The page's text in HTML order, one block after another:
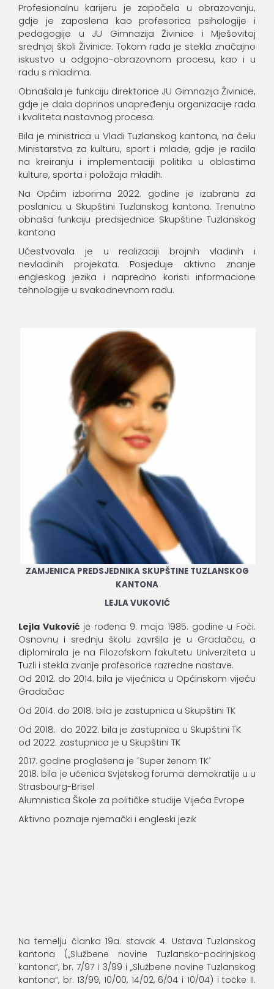
Profesionalnu karijeru je započela u obrazovanju,
gdje je zaposlena kao profesorica psihologije i
pedagogije u JU Gimnazija Živinice i Mješovitoj
srednjoj školi Živinice. Tokom rada je stekla značajno
iskustvo u odgojno-obrazovnom procesu, kao i u
radu s mladima.
Obnašala je funkciju direktorice JU Gimnazija Živinice,
gdje je dala doprinos unapređenju organizacije rada
i kvaliteta nastavnog procesa.
Bila je ministrica u Vladi Tuzlanskog kantona, na čelu
Ministarstva za kulturu, sport i mlade, gdje je radila
na kreiranju i implementaciji politika u oblastima
kulture, sporta i položaja mladih.
Na Općim izborima 2022. godine je izabrana za
poslanicu u Skupštini Tuzlanskog kantona. Trenutno
obnaša funkciju predsjednice Skupštine Tuzlanskog
kantona
Učestvovala je u realizaciji brojnih vladinih i
nevladinih projekata. Posjeduje aktivno znanje
engleskog jezika i napredno koristi informacione
tehnologije u svakodnevnom radu.
ZAMJENICA PREDSJEDNIKA SKUPŠTINE TUZLANSKOG
KANTONA
LEJLA VUKOVIĆ
Lejla Vuković je rođena 9. maja 1985. godine u Foči.
Osnovnu i srednju školu završila je u Gradačcu, a
diplomirala je na Filozofskom fakultetu Univerziteta u
Tuzli i stekla zvanje profesorice razredne nastave.
Od 2012. do 2014. bila je vijećnica u Općinskom vijeću
Gradačac
Od 2014. do 2018. bila je zastupnica u Skupštini TK
Od 2018. do 2022. bila je zastupnica u Skupštini TK
od 2022. zastupnica je u Skupštini TK
godine proglašena je ˝Super ženom TK˝
bila je učenica Svjetskog foruma demokratije u u
Strasbourg-Brisel
Alumnistica Škole za političke studije Vijeća Evrope
Aktivno poznaje njemački i engleski jezik
Na temelju članka 19a. stavak 4. Ustava Tuzlanskog
kantona („Službene novine Tuzlansko-podrinjskog
kantona“, br. 7/97 i 3/99 i „Službene novine Tuzlanskog
kantona“, br. 13/99, 10/00, 14/02, 6/04 i 10/04) i točke II.